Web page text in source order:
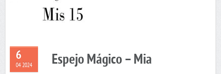
6
04 2024 Espejo Mágico – Mia